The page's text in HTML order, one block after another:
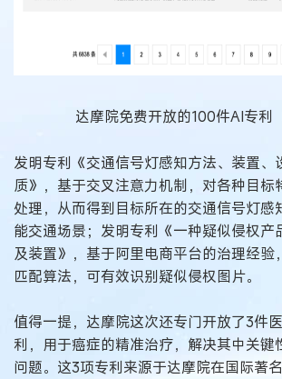
达摩院免费开放的100件AI专利
发明专利《交通信号灯感知方法、装置、
质》，基于交叉注意力机制，对各种目标
处理，从而得到目标所在的交通信号灯感
能交通场景；发明专利《一种疑似侵权产
及装置》，基于阿里电商平台的治理经验
匹配算法，可有效识别疑似侵权图片。
值得一提，达摩院这次还专门开放了3件
利，用于癌症的精准治疗，解决其中关键
问题。这3项专利来源于达摩院在国际著